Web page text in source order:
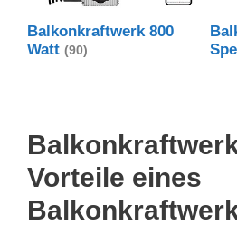
Balkonkraftwerk 800
Watt (90)
Vorteile eines